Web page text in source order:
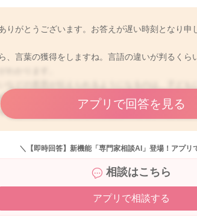
りがとうございます。お答えが遅い時刻となり申
、言葉の獲得をしますね。言語の違いが判るくら
から大人と同じくらいの機能に近づくと言われま
どもの耳を守れるようにご配慮いただければと思
のです。今できる対策を、好きなことを楽しんで
アプリで回答を見る
＼【即時回答】新機能「専門家相談AI」登場！アプリ
相談はこちら
アプリで相談する